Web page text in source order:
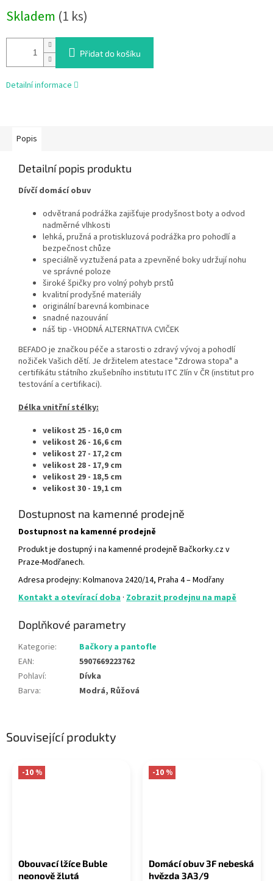
cena:
Skladem (1 ks)
Přidat do košíku
Detailní informace
Související produkty
-10 %
Obouvací lžíce Buble
neonově žlutá
-10 %
Domácí obuv 3F nebeská
hvězda 3A3/9
Popis
Detailní popis produktu
Dívčí domácí obuv
odvětraná podrážka zajišťuje prodyšnost boty a odvod
nadměrné vlhkosti
lehká, pružná a protiskluzová podrážka pro pohodlí a
bezpečnost chůze
speciálně vyztužená pata a zpevněné boky udržují nohu
ve správné poloze
široké špičky pro volný pohyb prstů
kvalitní prodyšné materiály
originální barevná kombinace
snadné nazouvání
náš tip - VHODNÁ ALTERNATIVA CVIČEK
BEFADO je značkou péče a starosti o zdravý vývoj a pohodlí
nožiček Vašich dětí. Je držitelem atestace "Zdrowa stopa" a
certifikátu státního zkušebního institutu ITC Zlín v ČR (institut pro
testování a certifikaci).
Délka vnitřní stélky:
velikost 25 - 16,0 cm
velikost 26 - 16,6 cm
velikost 27 - 17,2 cm
velikost 28 - 17,9 cm
velikost 29 - 18,5 cm
velikost 30 - 19,1 cm
Dostupnost na kamenné prodejně
Dostupnost na kamenné prodejně
Produkt je dostupný i na kamenné prodejně Bačkorky.cz v
Praze-Modřanech.
Adresa prodejny: Kolmanova 2420/14, Praha 4 – Modřany
Kontakt a otevírací doba · Zobrazit prodejnu na mapě
Doplňkové parametry
Kategorie:
Bačkory a pantofle
EAN:
5907669223762
Pohlaví:
Dívka
Barva: Modrá, Růžová